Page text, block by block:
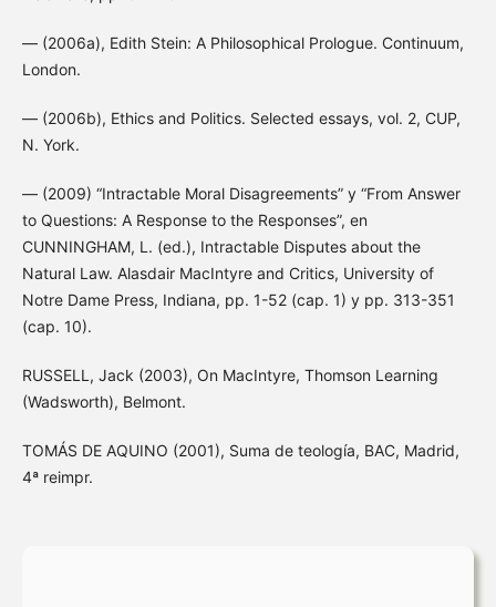
— (2006a), Edith Stein: A Philosophical Prologue. Continuum,
London.
— (2006b), Ethics and Politics. Selected essays, vol. 2, CUP,
N. York.
— (2009) “Intractable Moral Disagreements” y “From Answer
to Questions: A Response to the Responses”, en
CUNNINGHAM, L. (ed.), Intractable Disputes about the
Natural Law. Alasdair MacIntyre and Critics, University of
Notre Dame Press, Indiana, pp. 1-52 (cap. 1) y pp. 313-351
(cap. 10).
RUSSELL, Jack (2003), On MacIntyre, Thomson Learning
(Wadsworth), Belmont.
TOMÁS DE AQUINO (2001), Suma de teología, BAC, Madrid,
4ª reimpr.